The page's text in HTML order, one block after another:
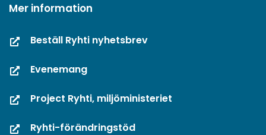
Mer information
Beställ Ryhti nyhetsbrev
Evenemang
Project Ryhti, miljöministeriet
Ryhti-förändringstöd